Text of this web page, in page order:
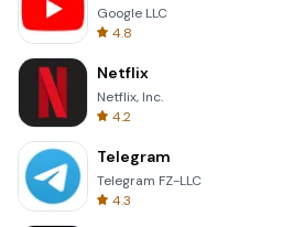
Google LLC
4.8
Netflix
Netflix, Inc.
4.2
Telegram
Telegram FZ-LLC
4.3